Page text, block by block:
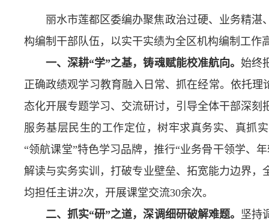
丽水市莲都区委编办聚焦政治过硬、业务精
构编制干部队伍，以实干实绩为全区机构编制工作
一、深耕“学”之基，铸魂赋能校准航向。 始终
正确政绩观学习教育融入日常、抓在经常。依托
态化开展专题学习、交流研讨，引导全体干部深
服务基层民生的工作定位，树牢求真务实、真抓
“领航课堂”特色学习品牌，推行“业务骨干领学、
解读与实务实训，打破专业壁垒、拓宽能力边界
均担任主讲2次，开展课堂交流30余次。
二、抓实“研”之道，深调细研破解难题。
坚持